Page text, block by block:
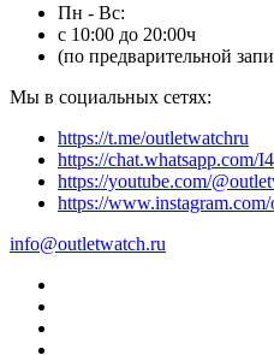
Пн - Вс:
с 10:00 до 20:00ч
(по предварительной
Мы в социальных сетях:
https://t.me/outletwatchru
https://
https://youtube.com/
https://
info@outletwatch.ru